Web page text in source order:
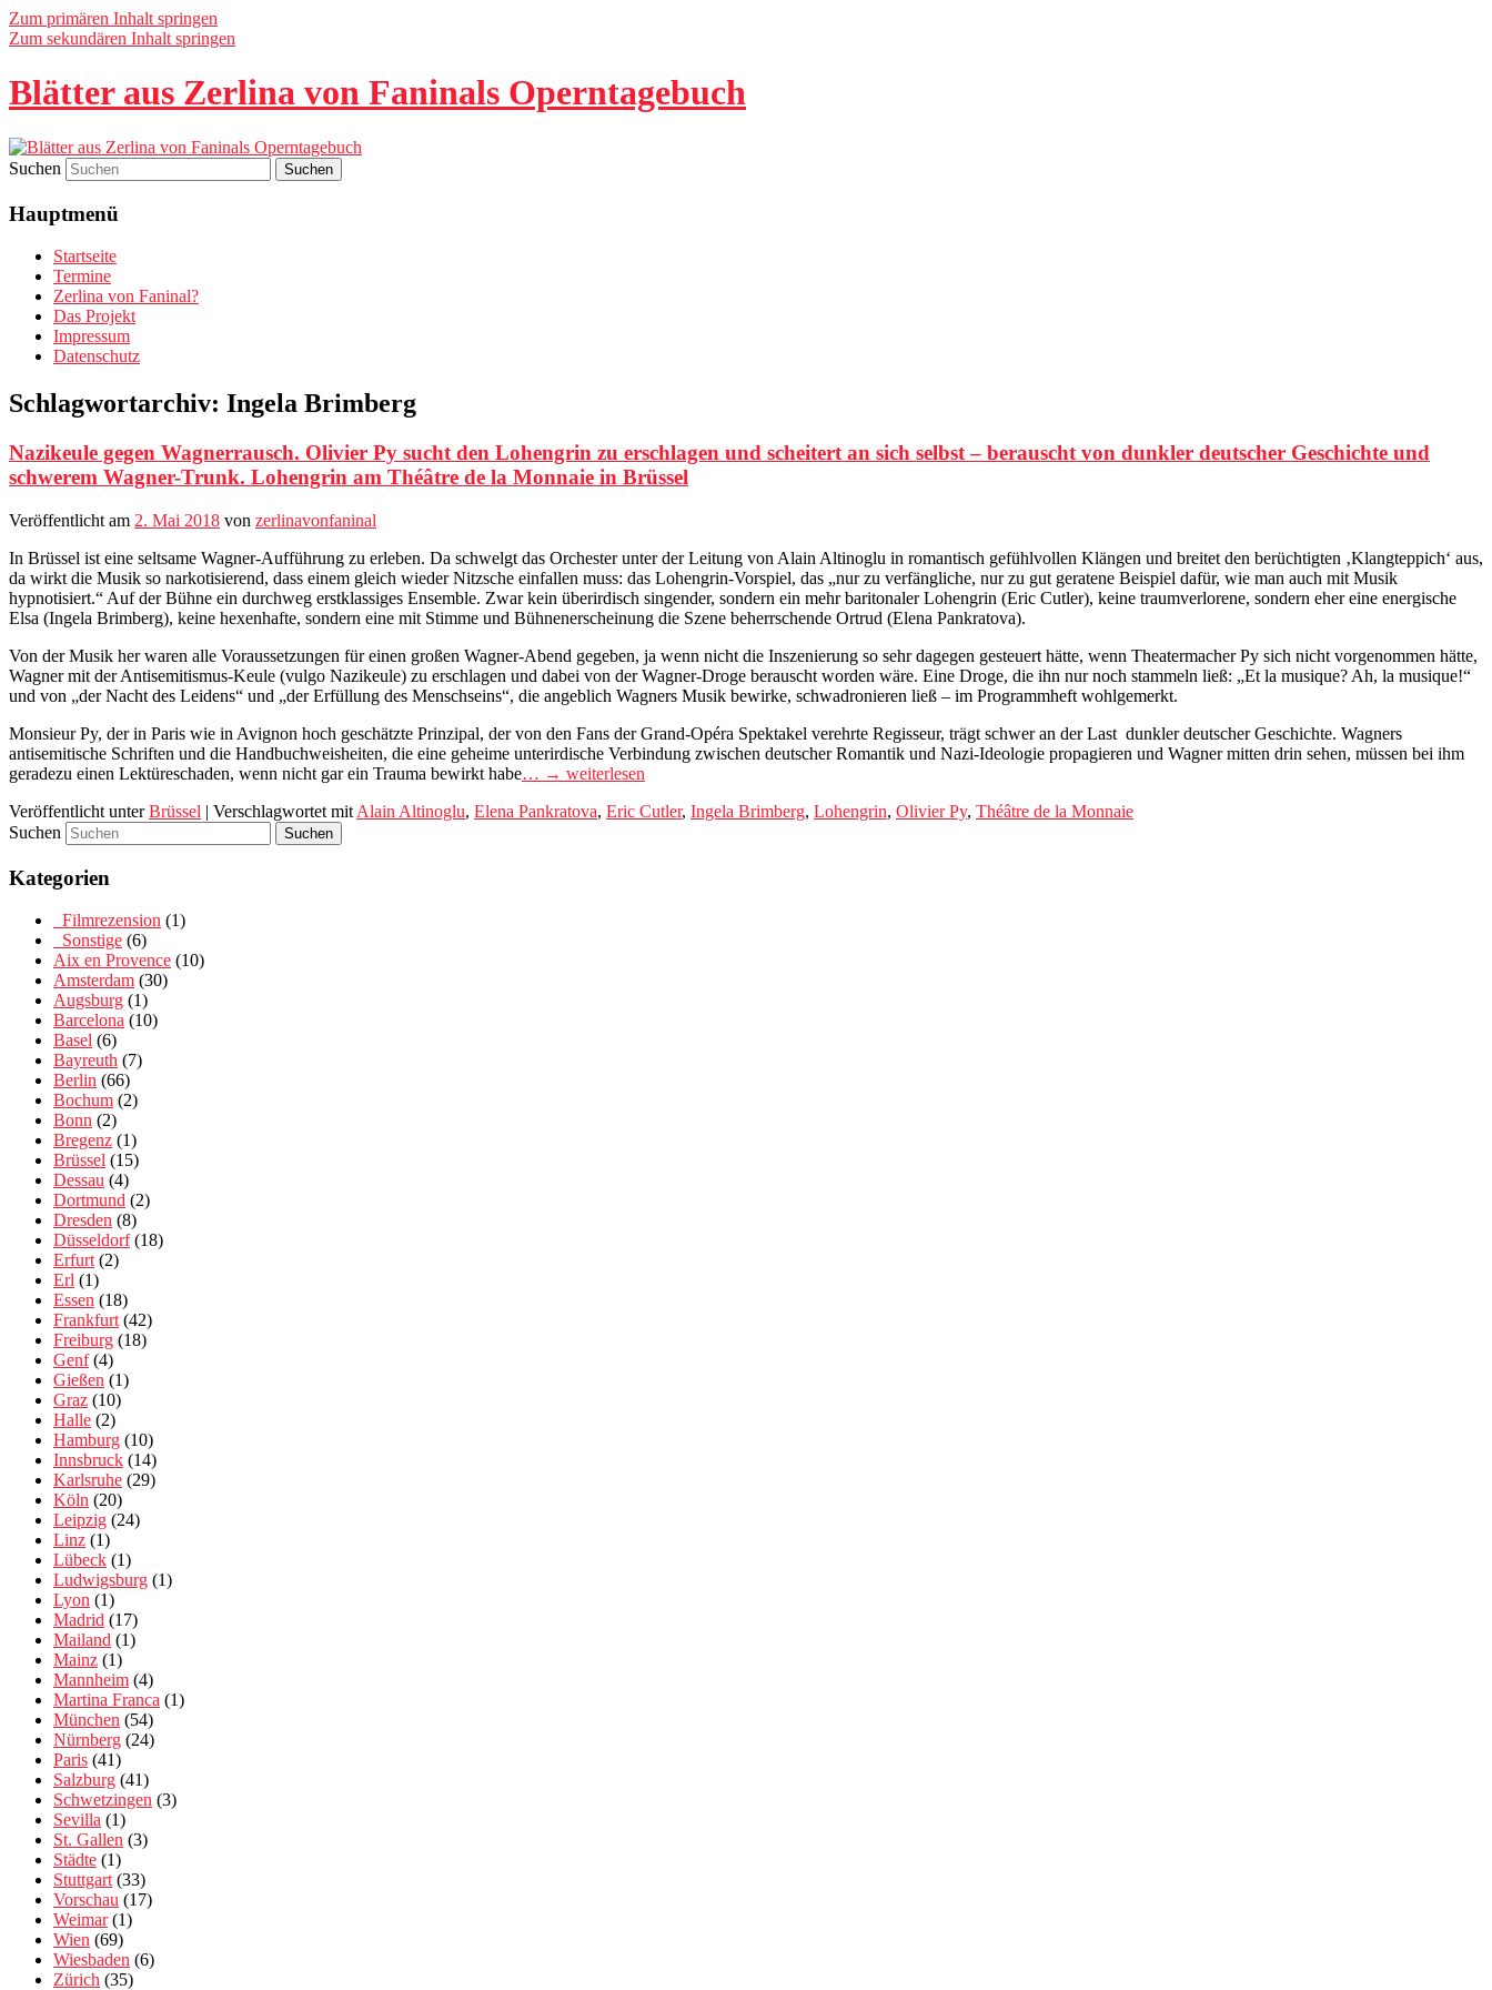
Zum primären Inhalt springen
Zum sekundären Inhalt springen
Blätter aus Zerlina von Faninals Operntagebuch
Suchen
Hauptmenü
Startseite
Termine
Zerlina von Faninal?
Das Projekt
Impressum
Datenschutz
Schlagwortarchiv: Ingela Brimberg
Nazikeule gegen Wagnerrausch. Olivier Py sucht den Lohengrin zu erschlagen und scheitert an sich selbst – berauscht von dunkler deutscher Geschichte und
schwerem Wagner-Trunk. Lohengrin am Théâtre de la Monnaie in Brüssel
Veröffentlicht am 2. Mai 2018 von zerlinavonfaninal
In Brüssel ist eine seltsame Wagner-Aufführung zu erleben. Da schwelgt das Orchester unter der Leitung von Alain Altinoglu in romantisch gefühlvollen Klängen und breitet den berüchtigten ‚Klangteppich‘ aus,
da wirkt die Musik so narkotisierend, dass einem gleich wieder Nitzsche einfallen muss: das Lohengrin-Vorspiel, das „nur zu verfängliche, nur zu gut geratene Beispiel dafür, wie man auch mit Musik
hypnotisiert.“ Auf der Bühne ein durchweg erstklassiges Ensemble. Zwar kein überirdisch singender, sondern ein mehr baritonaler Lohengrin (Eric Cutler), keine traumverlorene, sondern eher eine energische
Elsa (Ingela Brimberg), keine hexenhafte, sondern eine mit Stimme und Bühnenerscheinung die Szene beherrschende Ortrud (Elena Pankratova).
Von der Musik her waren alle Voraussetzungen für einen großen Wagner-Abend gegeben, ja wenn nicht die Inszenierung so sehr dagegen gesteuert hätte, wenn Theatermacher Py sich nicht vorgenommen hätte,
Wagner mit der Antisemitismus-Keule (vulgo Nazikeule) zu erschlagen und dabei von der Wagner-Droge berauscht worden wäre. Eine Droge, die ihn nur noch stammeln ließ: „Et la musique? Ah, la musique!“
und von „der Nacht des Leidens“ und „der Erfüllung des Menschseins“, die angeblich Wagners Musik bewirke, schwadronieren ließ – im Programmheft wohlgemerkt.
Monsieur Py, der in Paris wie in Avignon hoch geschätzte Prinzipal, der von den Fans der Grand-Opéra Spektakel verehrte Regisseur, trägt schwer an der Last dunkler deutscher Geschichte. Wagners
antisemitische Schriften und die Handbuchweisheiten, die eine geheime unterirdische Verbindung zwischen deutscher Romantik und Nazi-Ideologie propagieren und Wagner mitten drin sehen, müssen bei ihm
geradezu einen Lektüreschaden, wenn nicht gar ein Trauma bewirkt habe… → weiterlesen
Veröffentlicht unter Brüssel | Verschlagwortet mit Alain Altinoglu, Elena Pankratova, Eric Cutler, Ingela Brimberg, Lohengrin, Olivier Py, Théâtre de la Monnaie
Suchen
Kategorien
_Filmrezension (1)
_Sonstige (6)
Aix en Provence (10)
Amsterdam (30)
Augsburg (1)
Barcelona (10)
Basel (6)
Bayreuth (7)
Berlin (66)
Bochum (2)
Bonn (2)
Bregenz (1)
Brüssel (15)
Dessau (4)
Dortmund (2)
Dresden (8)
Düsseldorf(18)
Erfurt (2)
Erl (1)
Essen (18)
Frankfurt (42)
Freiburg (18)
Genf(4)
Gießen (1)
Graz (10)
Halle (2)
Hamburg (10)
Innsbruck (14)
Karlsruhe (29)
Köln (20)
Leipzig (24)
Linz (1)
Lübeck (1)
Ludwigsburg (1)
Lyon (1)
Madrid (17)
Mailand (1)
Mainz (1)
Mannheim (4)
Martina Franca (1)
München (54)
Nürnberg (24)
Paris (41)
Salzburg (41)
Schwetzingen (3)
Sevilla (1)
St. Gallen (3)
Städte (1)
Stuttgart (33)
Vorschau (17)
Weimar(1)
Wien (69)
Wiesbaden (6)
Zürich (35)